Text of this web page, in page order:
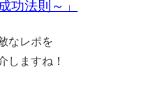
功法則～」
なレポを
しますね！